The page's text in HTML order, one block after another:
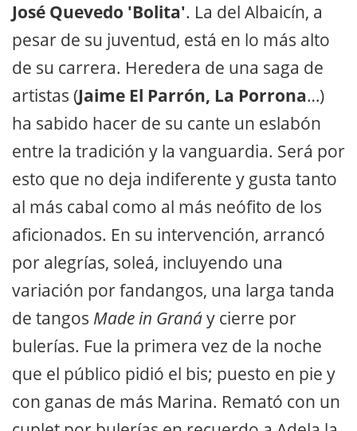
José Quevedo 'Bolita'. La del Albaicín, a
pesar de su juventud, está en lo más alto
de su carrera. Heredera de una saga de
artistas (Jaime El Parrón, La Porrona…)
ha sabido hacer de su cante un eslabón
entre la tradición y la vanguardia. Será por
esto que no deja indiferente y gusta tanto
al más cabal como al más neófito de los
aficionados. En su intervención, arrancó
por alegrías, soleá, incluyendo una
variación por fandangos, una larga tanda
de tangos Made in Granáy cierre por
bulerías. Fue la primera vez de la noche
que el público pidió el bis; puesto en pie y
con ganas de más Marina. Remató con un